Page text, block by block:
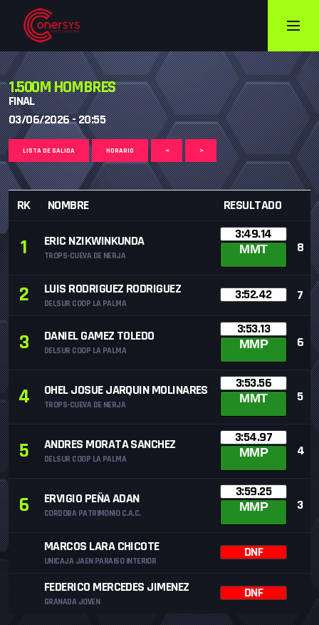
1.500M HOMBRES
FINAL
03/06/2026 - 20:55
LISTA DE SALIDA HORARIO < >
RK NOMBRE RESULTADO
1 ERIC NZIKWINKUNDA
TROPS-CUEVA DE NERJA
3:49.14
MMT 8
2 LUIS RODRIGUEZ RODRIGUEZ
DELSUR COOP LA PALMA
3:52.42 7
3 DANIEL GAMEZ TOLEDO
DELSUR COOP LA PALMA
3:53.13
MMP 6
4 OHEL JOSUE JARQUIN MOLINARES
TROPS-CUEVA DE NERJA
3:53.56
MMT 5
5 ANDRES MORATA SANCHEZ
DELSUR COOP LA PALMA
3:54.97
MMP 4
6 ERVIGIO PEÑA ADAN
CORDOBA PATRIMONIO C.A.C.
3:59.25
MMP 3
MARCOS LARA CHICOTE
UNICAJA JAEN PARAISO INTERIOR
DNF
FEDERICO MERCEDES JIMENEZ
GRANADA JOVEN
DNF